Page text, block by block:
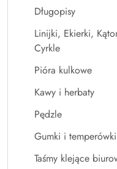
Długopisy
Linijki, Ekierki,
Cyrkle
Pióra kulkowe
Kawy i herbaty
Pędzle
Gumki i temperówki
Taśmy klejące